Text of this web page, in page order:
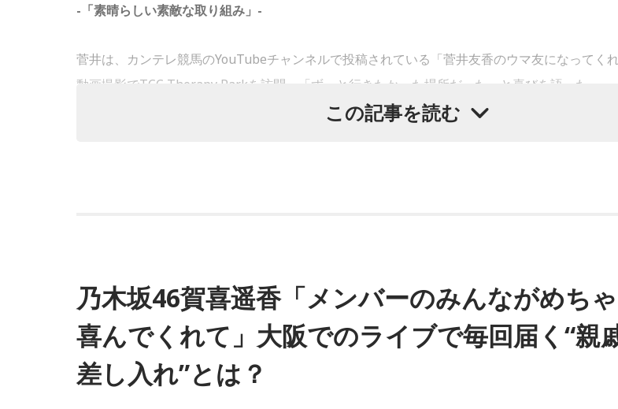
-「素晴らしい素敵な取り組み」-
菅井は、カンテレ競馬のYouTubeチャンネルで投稿されている「菅井友香のウマ友になってく
動画撮影でTCC Therapy Parkを訪問。「ずっと行きたかった場所だった」と喜びを語った。
ていただいて思いました」と感想を述べ、競走生活を終えた馬たちが新たな役割を得られる環境
したという。
また、菅井は競馬の仕事をきっかけにTCCの活動を知ったそうで、東京都内にある「BafunYasai
も訪れたことがあるという。そこで新鮮な野菜を味わったり馬関連グッズを購入した経験を紹介
この記事を読む
乃木坂46賀喜遥香「メンバーのみんながめち
喜んでくれて」大阪でのライブで毎回届く“親
差し入れ”とは？